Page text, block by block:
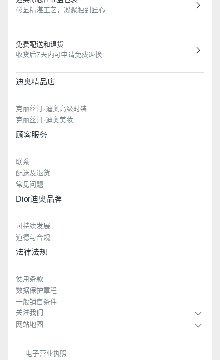
彰显精湛工艺，凝聚独到匠心
免费配送和退货
收货后7天内可申请免费退换
迪奥精品店
克丽丝汀·迪奥高级时装
克丽丝汀·迪奥美妆
顾客服务
联系
配送及退货
常见问题
Dior迪奥品牌
可持续发展
道德与合规
法律法规
使用条款
数据保护章程
一般销售条件
关注我们
网站地图
电子营业执照